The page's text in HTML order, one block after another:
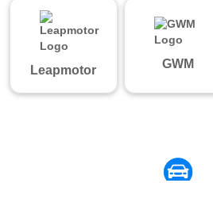
Leapmotor GWM